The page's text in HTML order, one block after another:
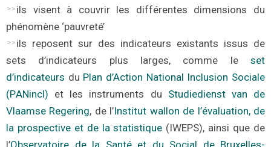
ils visent à couvrir les différentes dimensions du
phénomène ‘pauvreté’
ils reposent sur des indicateurs existants issus de
sets d’indicateurs plus larges, comme le set
d’indicateurs du Plan d’Action National Inclusion Sociale
(PANincl) et les instruments du Studiedienst van de
Vlaamse Regering, de l’Institut wallon de l’évaluation, de
la prospective et de la statistique (IWEPS), ainsi que de